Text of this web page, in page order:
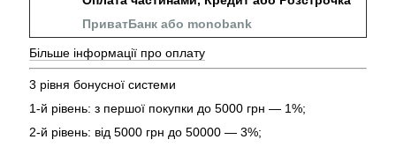
ПриватБанк або monobank
Більше інформації про оплату
3 рівня бонусної системи
1-й рівень: з першої покупки до 5000 грн — 1%;
2-й рівень: від 5000 грн до 50000 — 3%;